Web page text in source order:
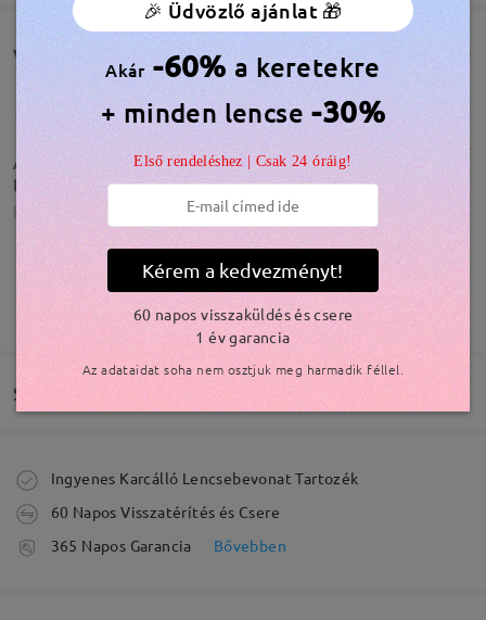
Modellinformáció
Vásárlói vélemények(119)
A szemüveg tökéletes, ajándékba adtam,
tulajdonosa nagyon szereti!
by Györgyi Jul 1 , 2026
Olvassa el az összes
véleményt
Írjon egy véleményt
TOVÁBBIAK MEGJELENÍTÉSE
Szállítás
Megrendelés leadva
feldolgozási idő
Ingyenes Karcálló Lencsebevonat Tartozék
60 Napos Visszatérítés és Csere
365 Napos Garancia
Bővebben
🎉 Üdvözlő ajánlat 🎁
Akár -60% a keretekre
+ minden lencse -30%
Első rendeléshez | Csak 24 óráig!
Kérem a kedvezményt!
60 napos visszaküldés és csere
1 év garancia
Az adataidat soha nem osztjuk meg harmadik féllel.